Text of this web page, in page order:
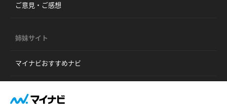
ご意見・ご感想
姉妹サイト
マイナビおすすめナビ